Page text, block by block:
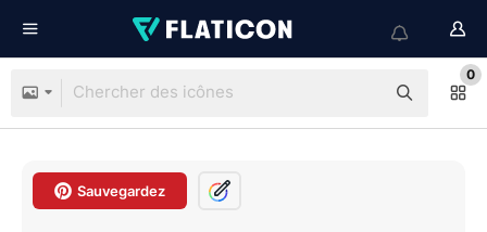
0
Sauvegardez